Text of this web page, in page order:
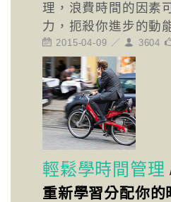
理，浪費時間的因素
力，扼殺你進步的動
2015-04-09 ／ 3604
輕鬆學時間管理
重新學習分配你的